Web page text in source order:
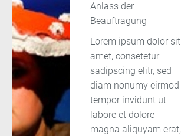
Anlass der
Beauftragung
Lorem ipsum dolor sit
amet, consetetur
sadipscing elitr, sed
diam nonumy eirmod
tempor invidunt ut
labore et dolore
magna aliquyam erat,